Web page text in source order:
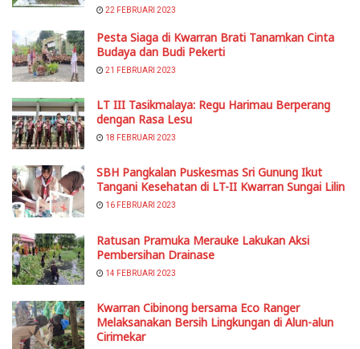
22 FEBRUARI 2023
Pesta Siaga di Kwarran Brati Tanamkan Cinta
Budaya dan Budi Pekerti
21 FEBRUARI 2023
LT III Tasikmalaya: Regu Harimau Berperang
dengan Rasa Lesu
18 FEBRUARI 2023
SBH Pangkalan Puskesmas Sri Gunung Ikut
Tangani Kesehatan di LT-II Kwarran Sungai Lilin
16 FEBRUARI 2023
Ratusan Pramuka Merauke Lakukan Aksi
Pembersihan Drainase
14 FEBRUARI 2023
Kwarran Cibinong bersama Eco Ranger
Melaksanakan Bersih Lingkungan di Alun-alun
Cirimekar